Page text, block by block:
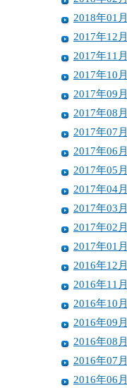
2018年01月
2017年12月
2017年11月
2017年10月
2017年09月
2017年08月
2017年07月
2017年06月
2017年05月
2017年04月
2017年03月
2017年02月
2017年01月
2016年12月
2016年11月
2016年10月
2016年09月
2016年08月
2016年07月
2016年06月